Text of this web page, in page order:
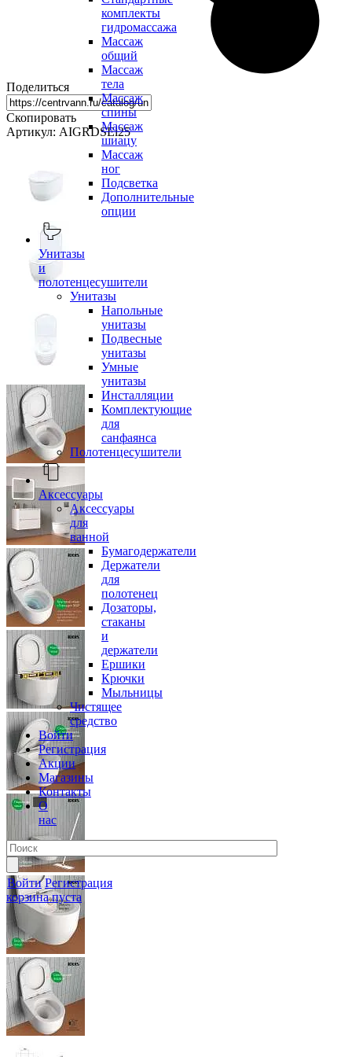
комплекты
гидромассажа
Массаж
общий
Массаж
тела
Массаж
спины
Массаж
шиацу
Массаж
ног
Подсветка
Дополнительные
опции
Унитазы
и
полотенцесушители
Унитазы
Напольные
унитазы
Подвесные
унитазы
Умные
унитазы
Инсталляции
Комплектующие
для
санфаянса
Полотенцесушители
Аксессуары
Аксессуары
для
ванной
Бумагодержатели
Держатели
для
полотенец
Дозаторы,
стаканы
и
держатели
Ершики
Крючки
Мыльницы
Чистящее
средство
Войти
Регистрация
Акции
Магазины
Контакты
О
нас
Войти Регистрация
корзина пуста
Поделиться
Скопировать
Артикул: AIGRDSEi25